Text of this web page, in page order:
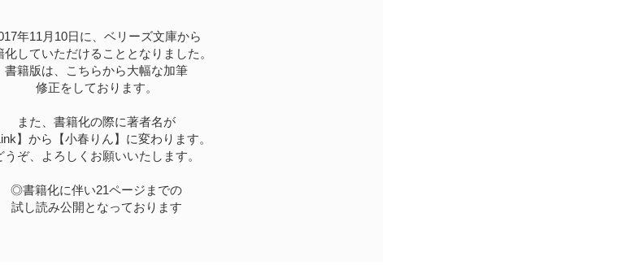
年11月10日に、ベリーズ文庫から
化していただけることとなりました。
書籍版は、こちらから大幅な加筆
修正をしております。
また、書籍化の際に著者名が
】から【小春りん】に変わります。
うぞ、よろしくお願いいたします。
◎書籍化に伴い21ページまでの
試し読み公開となっております